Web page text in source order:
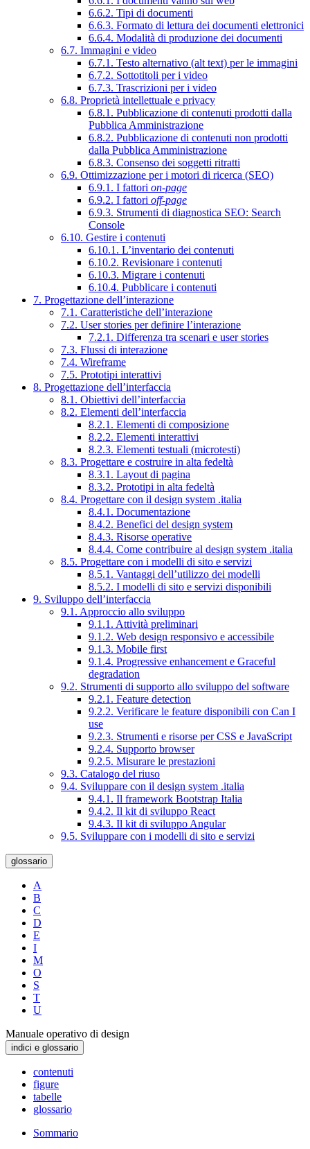
6.6.2. Tipi di documenti
6.6.3. Formato di lettura dei documenti elettronici
6.6.4. Modalità di produzione dei documenti
6.7. Immagini e video
6.7.1. Testo alternativo (alt text) per le immagini
6.7.2. Sottotitoli per i video
6.7.3. Trascrizioni per i video
6.8. Proprietà intellettuale e privacy
6.8.1. Pubblicazione di contenuti prodotti dalla
Pubblica Amministrazione
6.8.2. Pubblicazione di contenuti non prodotti
dalla Pubblica Amministrazione
6.8.3. Consenso dei soggetti ritratti
6.9. Ottimizzazione per i motori di ricerca (SEO)
6.9.1. I fattori on-page
6.9.2. I fattori off-page
6.9.3. Strumenti di diagnostica SEO: Search
Console
6.10. Gestire i contenuti
6.10.1. L’inventario dei contenuti
6.10.2. Revisionare i contenuti
6.10.3. Migrare i contenuti
6.10.4. Pubblicare i contenuti
7. Progettazione dell’interazione
7.1. Caratteristiche dell’interazione
7.2. User stories per definire l’interazione
7.2.1. Differenza tra scenari e user stories
7.3. Flussi di interazione
7.4. Wireframe
7.5. Prototipi interattivi
8. Progettazione dell’interfaccia
8.1. Obiettivi dell’interfaccia
8.2. Elementi dell’interfaccia
8.2.1. Elementi di composizione
8.2.2. Elementi interattivi
8.2.3. Elementi testuali (microtesti)
8.3. Progettare e costruire in alta fedeltà
8.3.1. Layout di pagina
8.3.2. Prototipi in alta fedeltà
8.4. Progettare con il design system .italia
8.4.1. Documentazione
8.4.2. Benefici del design system
8.4.3. Risorse operative
8.4.4. Come contribuire al design system .italia
8.5. Progettare con i modelli di sito e servizi
8.5.1. Vantaggi dell’utilizzo dei modelli
8.5.2. I modelli di sito e servizi disponibili
9. Sviluppo dell’interfaccia
9.1. Approccio allo sviluppo
9.1.1. Attività preliminari
9.1.2. Web design responsivo e accessibile
9.1.3. Mobile first
9.1.4. Progressive enhancement e Graceful
degradation
9.2. Strumenti di supporto allo sviluppo del software
9.2.1. Feature detection
9.2.2. Verificare le feature disponibili con Can I
use
9.2.3. Strumenti e risorse per CSS e JavaScript
9.2.4. Supporto browser
9.2.5. Misurare le prestazioni
9.3. Catalogo del riuso
9.4. Sviluppare con il design system .italia
9.4.1. Il framework Bootstrap Italia
9.4.2. Il kit di sviluppo React
9.4.3. Il kit di sviluppo Angular
9.5. Sviluppare con i modelli di sito e servizi
glossario
A
B
C
D
E
I
M
O
S
T
U
Manuale operativo di design
indici e glossario
contenuti
figure
tabelle
glossario
Sommario